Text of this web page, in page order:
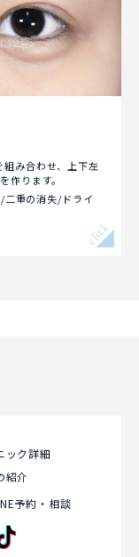
み合わせ、上下左
作ります。
重の消失/ドライ
click
ック詳細
紹介
予約・相談